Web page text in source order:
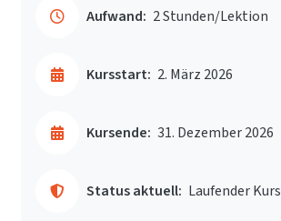
Aufwand: 2 Stunden/Lektion
Kursstart: 2. März 2026
Kursende: 31. Dezember 2026
Status aktuell: Laufender Kurs